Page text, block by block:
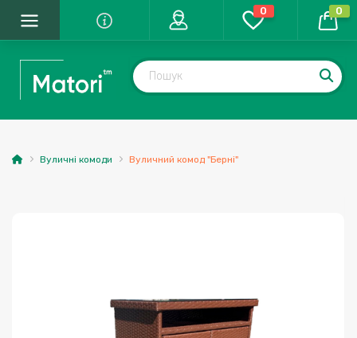
0 0
Вуличні комоди Вуличний комод "Берні"